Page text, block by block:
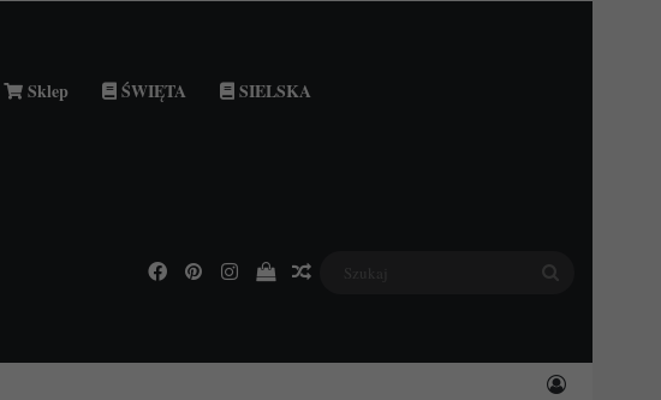
Sklep ŚWIĘTA SIELSKA
Facebook
PinterestInstagramPodejrzyj swój koszyk
Losowy wpis
Zaloguj